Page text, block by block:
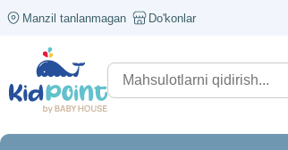
Manzil tanlanmagan Do'konlar